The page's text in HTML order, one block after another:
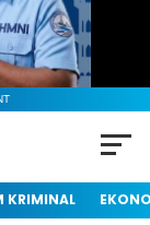
KRIMINAL